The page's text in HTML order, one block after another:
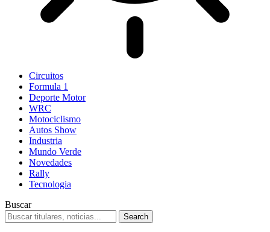
Circuitos
Formula 1
Deporte Motor
WRC
Motociclismo
Autos Show
Industria
Mundo Verde
Novedades
Rally
Tecnologia
Buscar